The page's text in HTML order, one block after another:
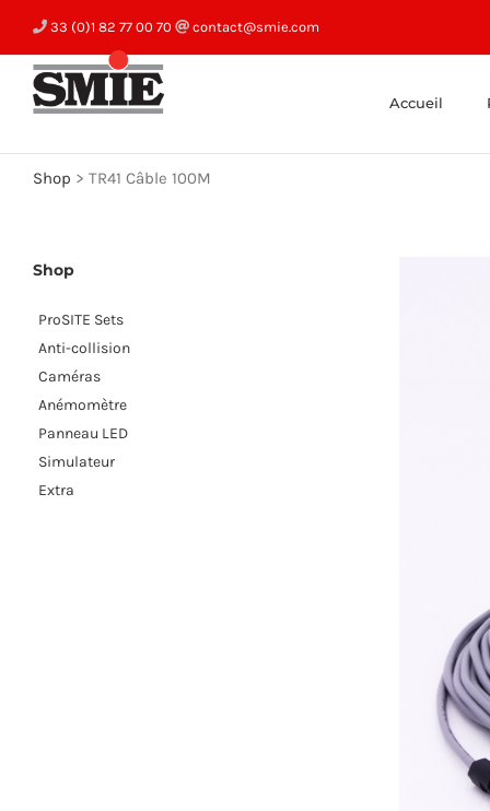
content
33 (0)1 82 77 00 70 contact@smie.com
Accueil
Shop > TR41 Câble 100M
Shop
ProSITE Sets
Anti-collision
Caméras
Anémomètre
Panneau LED
Simulateur
Extra